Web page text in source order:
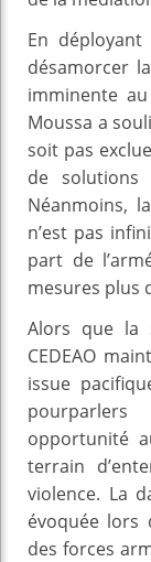
En
désamorcer
imminente
Moussa a
soit pas
de solutions
Néanmoins,
n’est pas
part de
mesures plus
Alors que la
CEDEAO
issue
opportunité
terrain
violence. La
évoquée lors
des forces